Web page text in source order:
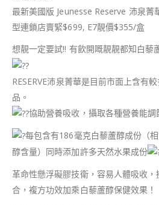
最新美國版 Jeunesse Reserve 沛泉
型連鎖店賣緊$699, E7靚價$355/盒
想靚一定要試!! 有飲開嘅靚靚都知白藜
RESERVE沛泉菁華是目前市面上含有
品。
協助營養吸收，攝取各種營養能調
每包含有186毫克白藜蘆醇成份（
醇含量）同時添加許多天然水果成份
革命性懸浮礙膠技衛，容易人體吸收
合，複方功效加乘白藜蘆醇保健效果！